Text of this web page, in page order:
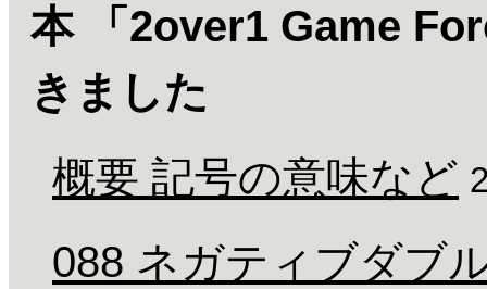
本 「2over1 Game
きました
概要 記号の意味など
088 ネガティブダブ